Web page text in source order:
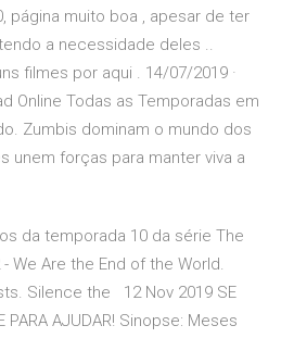
página muito boa , apesar de ter
a necessidade deles ..
filmes por aqui . 14/07/2019 ·
Online Todas as Temporadas em
Zumbis dominam o mundo dos
unem forças para manter viva a
da temporada 10 da série The
We Are the End of the World.
Silence the 12 Nov 2019 SE
PARA AJUDAR! Sinopse: Meses